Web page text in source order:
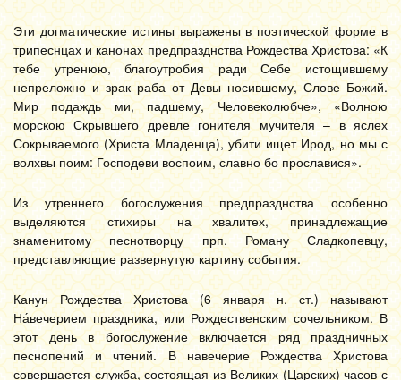
Эти догматические истины выражены в поэтической форме в
трипеснцах и канонах предпразднства Рождества Христова: «К
тебе утренюю, благоутробия ради Себе истощившему
непреложно и зрак раба от Девы носившему, Слове Божий.
Мир подаждь ми, падшему, Человеколюбче», «Волною
морскою Скрывшего древле гонителя мучителя – в яслех
Сокрываемого (Христа Младенца), убити ищет Ирод, но мы с
волхвы поим: Господеви воспоим, славно бо прославися».
Из утреннего богослужения предпразднства особенно
выделяются стихиры на хвалитех, принадлежащие
знаменитому песнотворцу прп. Роману Сладкопевцу,
представляющие развернутую картину события.
Канун Рождества Христова (6 января н. ст.) называют
На́вечерием праздника, или Рождественским сочельником. В
этот день в богослужение включается ряд праздничных
песнопений и чтений. В навечерие Рождества Христова
совершается служба, состоящая из Великих (Царских) часов с